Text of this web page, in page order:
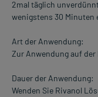
2mal täglich
wenigstens 30 Minuten
Art der Anwendung:
Zur Anwendung auf der
Dauer der Anwendung:
Wenden Sie Rivanol